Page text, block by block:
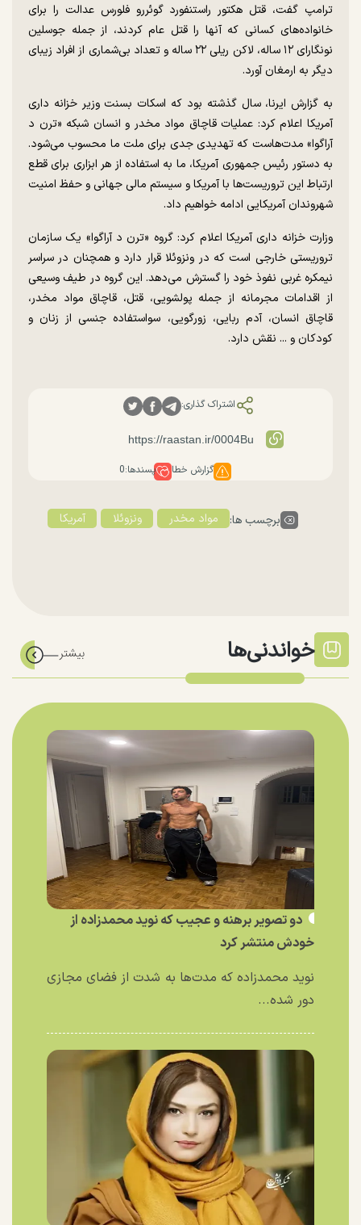
ترامپ گفت، قتل هکتور راستنفورد گوئررو فلورس عدالت را برای
خانواده‌های کسانی که آنها را قتل عام کردند، از جمله جوسلین
نونگارای ۱۲ ساله، لاکن ریلی ۲۲ ساله و تعداد بی‌شماری از افراد زیبای
دیگر به ارمغان آورد.
به گزارش ایرنا، سال گذشته بود که اسکات بسنت وزیر خزانه داری
آمریکا اعلام کرد: عملیات قاچاق مواد مخدر و انسان شبکه «ترن د
آراگوا» مدت‌هاست که تهدیدی جدی برای ملت ما محسوب می‌شود.
به دستور رئیس جمهوری آمریکا، ما به استفاده از هر ابزاری برای قطع
ارتباط این تروریست‌ها با آمریکا و سیستم مالی جهانی و حفظ امنیت
شهروندان آمریکایی ادامه خواهیم داد.
وزارت خزانه داری آمریکا اعلام کرد: گروه «ترن د آراگوا» یک سازمان
تروریستی خارجی است که در ونزوئلا قرار دارد و همچنان در سراسر
نیمکره غربی نفوذ خود را گسترش می‌دهد. این گروه در طیف وسیعی
از اقدامات مجرمانه از جمله پولشویی، قتل، قاچاق مواد مخدر،
قاچاق انسان، آدم ربایی، زورگویی، سواستفاده جنسی از زنان و
کودکان و ... نقش دارد.
اشتراک گذاری:
گزارش خطا پسندها:0
برچسب ها: مواد مخدر ونزوئلا آمریکا
خواندنی‌ها
دو تصویر برهنه و عجیب که نوید محمدزاده از
خودش منتشر کرد
نوید محمدزاده که مدت‌ها به شدت از فضای مجازی
دور شده...